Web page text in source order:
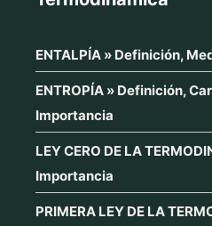
ENTALPÍA » Definición,
ENTROPÍA » Definición,
Importancia
LEY CERO DE LA
Importancia
PRIMERA LEY DE LA